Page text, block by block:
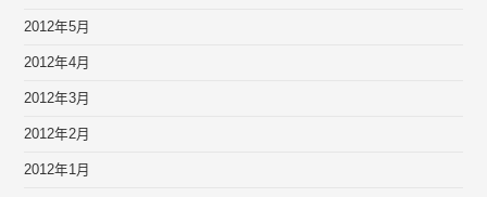
2012年5月
2012年4月
2012年3月
2012年2月
2012年1月